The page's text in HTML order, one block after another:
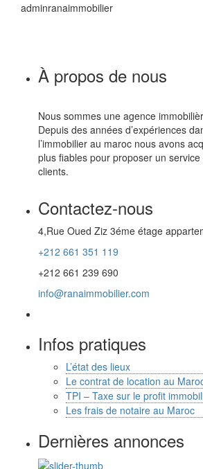
adminranaimmobilier
À propos de nous
Nous sommes une agence
Depuis des années d’expériences
l’immobilier au maroc nous avons
plus fiables pour proposer un
clients.
Contactez-nous
4,Rue Oued Ziz 3éme étage
+212 661 351 119
+212 661 239 690
info@ranaimmobilier.com
Infos pratiques
L’état des lieux
Le contrat de location au
TPI – Taxe sur le profit
Les frais de notaire au Maroc
Dernières annonces